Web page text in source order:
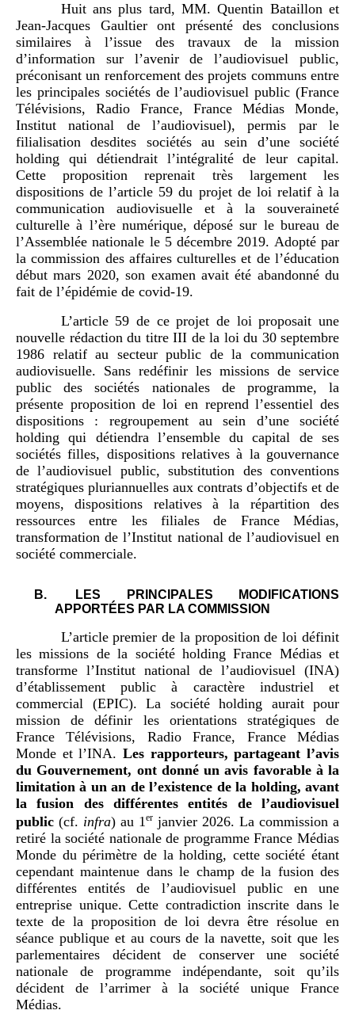
Huit ans plus tard, MM. Quentin Bataillon et
Jean-Jacques Gaultier ont présenté des conclusions
similaires à l’issue des travaux de la mission
d’information sur l’avenir de l’audiovisuel public,
préconisant un renforcement des projets communs entre
les principales sociétés de l’audiovisuel public (France
Télévisions, Radio France, France Médias Monde,
Institut national de l’audiovisuel), permis par le
filialisation desdites sociétés au sein d’une société
holding qui détiendrait l’intégralité de leur capital.
Cette proposition reprenait très largement les
dispositions de l’article 59 du projet de loi relatif à la
communication audiovisuelle et à la souveraineté
culturelle à l’ère numérique, déposé sur le bureau de
l’Assemblée nationale le 5 décembre 2019. Adopté par
la commission des affaires culturelles et de l’éducation
début mars 2020, son examen avait été abandonné du
fait de l’épidémie de covid-19.
L’article 59 de ce projet de loi proposait une
nouvelle rédaction du titre III de la loi du 30 septembre
1986 relatif au secteur public de la communication
audiovisuelle. Sans redéfinir les missions de service
public des sociétés nationales de programme, la
présente proposition de loi en reprend l’essentiel des
dispositions : regroupement au sein d’une société
holding qui détiendra l’ensemble du capital de ses
sociétés filles, dispositions relatives à la gouvernance
de l’audiovisuel public, substitution des conventions
stratégiques pluriannuelles aux contrats d’objectifs et de
moyens, dispositions relatives à la répartition des
ressources entre les filiales de France Médias,
transformation de l’Institut national de l’audiovisuel en
société commerciale.
B.
LES PRINCIPALES MODIFICATIONS
APPORTÉES PAR LA COMMISSION
L’article premier de la proposition de loi définit
les missions de la société holding France Médias et
transforme l’Institut national de l’audiovisuel (INA)
d’établissement public à caractère industriel et
commercial (EPIC). La société holding aurait pour
mission de définir les orientations stratégiques de
France Télévisions, Radio France, France Médias
Monde et l’INA. Les rapporteurs, partageant l’avis
du Gouvernement, ont donné un avis favorable à la
limitation à un an de l’existence de la holding, avant
la fusion des différentes entités de l’audiovisuel
public (cf. infra) au 1er janvier 2026. La commission a
retiré la société nationale de programme France Médias
Monde du périmètre de la holding, cette société étant
cependant maintenue dans le champ de la fusion des
différentes entités de l’audiovisuel public en une
entreprise unique. Cette contradiction inscrite dans le
texte de la proposition de loi devra être résolue en
séance publique et au cours de la navette, soit que les
parlementaires décident de conserver une société
nationale de programme indépendante, soit qu’ils
décident de l’arrimer à la société unique France
Médias.